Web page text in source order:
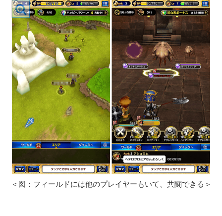
＜図：フィールドには他のプレイヤーもいて、共闘できる＞